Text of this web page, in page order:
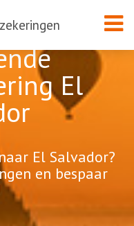
El
El Salvador?
en bespaar